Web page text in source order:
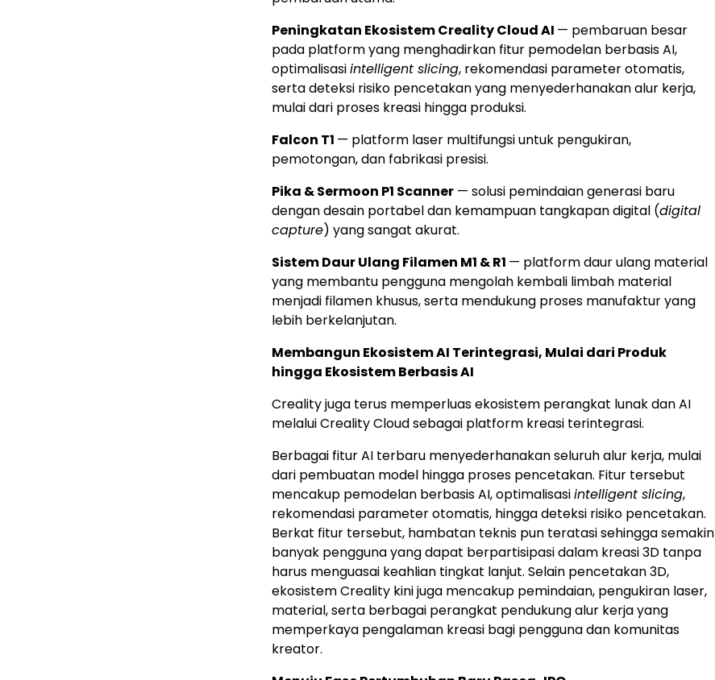
Peningkatan Ekosistem Creality Cloud AI — pembaruan besar
pada platform yang menghadirkan fitur pemodelan berbasis AI,
optimalisasiintelligent slicing, rekomendasi parameter otomatis,
serta deteksi risiko pencetakan yang menyederhanakan alur kerja,
mulai dari proses kreasi hingga produksi.
Falcon T1 — platform laser multifungsi untuk pengukiran,
pemotongan, dan fabrikasi presisi.
Pika & Sermoon P1 Scanner — solusi pemindaian generasi baru
dengan desain portabel dan kemampuan tangkapan digital (digital
capture) yang sangat akurat.
Sistem Daur Ulang Filamen M1 & R1 — platform daur ulang material
yang membantu pengguna mengolah kembali limbah material
menjadi filamen khusus, serta mendukung proses manufaktur yang
lebih berkelanjutan.
Membangun Ekosistem AI Terintegrasi, Mulai dari Produk
hingga Ekosistem Berbasis AI
Creality juga terus memperluas ekosistem perangkat lunak dan AI
melalui Creality Cloud sebagai platform kreasi terintegrasi.
Berbagai fitur AI terbaru menyederhanakan seluruh alur kerja, mulai
dari pembuatan model hingga proses pencetakan. Fitur tersebut
mencakup pemodelan berbasis AI, optimalisasiintelligent slicing,
rekomendasi parameter otomatis, hingga deteksi risiko pencetakan.
Berkat fitur tersebut, hambatan teknis pun teratasi sehingga semakin
banyak pengguna yang dapat berpartisipasi dalam kreasi 3D tanpa
harus menguasai keahlian tingkat lanjut. Selain pencetakan 3D,
ekosistem Creality kini juga mencakup pemindaian, pengukiran laser,
material, serta berbagai perangkat pendukung alur kerja yang
memperkaya pengalaman kreasi bagi pengguna dan komunitas
kreator.